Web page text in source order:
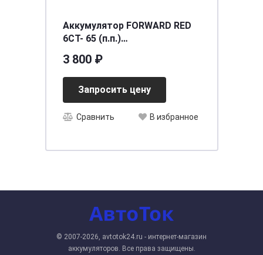
Аккумулятор FORWARD RED
6СТ- 65 (п.п.)
3 800 ₽
Запросить цену
Сравнить В избранное
© 2007-2026, avtotok24.ru - интернет-магазин
аккумуляторов. Все права защищены.